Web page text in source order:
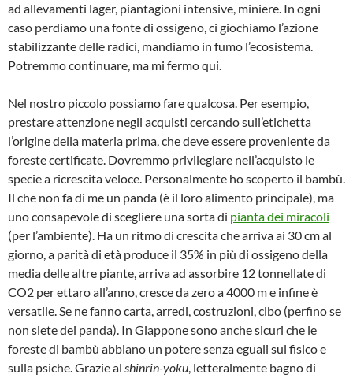
ad allevamenti lager, piantagioni intensive, miniere. In ogni
caso perdiamo una fonte di ossigeno, ci giochiamo l’azione
stabilizzante delle radici, mandiamo in fumo l’ecosistema.
Potremmo continuare, ma mi fermo qui.
Nel nostro piccolo possiamo fare qualcosa. Per esempio,
prestare attenzione negli acquisti cercando sull’etichetta
l’origine della materia prima, che deve essere proveniente da
foreste certificate. Dovremmo privilegiare nell’acquisto le
specie a ricrescita veloce. Personalmente ho scoperto il bambù.
Il che non fa di me un panda (è il loro alimento principale), ma
uno consapevole di scegliere una sorta di pianta dei miracoli
(per l’ambiente). Ha un ritmo di crescita che arriva ai 30 cm al
giorno, a parità di età produce il 35% in più di ossigeno della
media delle altre piante, arriva ad assorbire 12 tonnellate di
CO2 per ettaro all’anno, cresce da zero a 4000 m e infine è
versatile. Se ne fanno carta, arredi, costruzioni, cibo (perfino se
non siete dei panda). In Giappone sono anche sicuri che le
foreste di bambù abbiano un potere senza eguali sul fisico e
sulla psiche. Grazie al shinrin-yoku, letteralmente bagno di